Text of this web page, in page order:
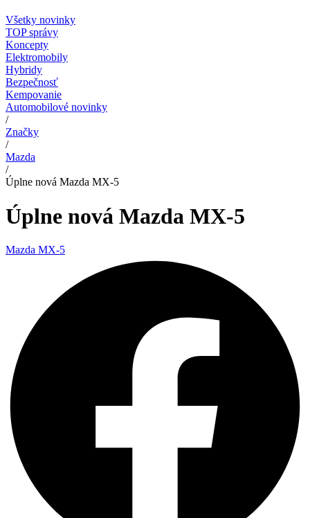
Všetky novinky
TOP správy
Koncepty
Elektromobily
Hybridy
Bezpečnosť
Kempovanie
Automobilové novinky
/
Značky
/
Mazda
/
Úplne nová Mazda MX-5
Úplne nová Mazda MX-5
Mazda MX-5